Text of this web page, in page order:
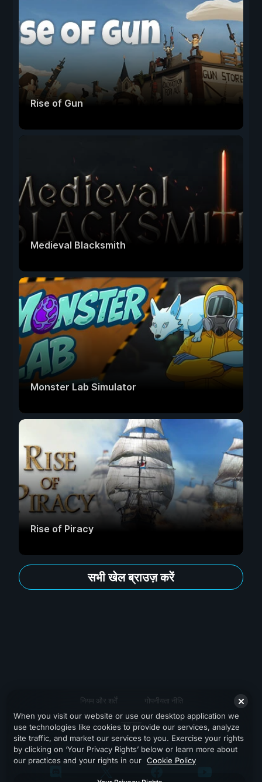
Rise of Gun
Medieval Blacksmith
Monster Lab Simulator
Rise of Piracy
सभी खेल ब्राउज़ करें
नियम और शर्तें गोपनीयता नीति
सहायता
When you visit our website or use our desktop application we
use technologies like cookies to provide our services, analyze
site traffic, and market our services to you. Exercise your rights
by clicking on ‘Your Privacy Rights’ below or learn more about
our practices and your rights in our Cookie Policy